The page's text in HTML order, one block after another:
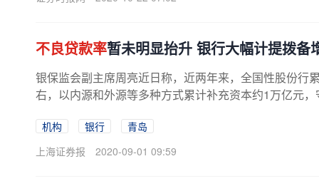
不良贷款率暂未明显抬升 银行大幅计提拨备
银保监会副主席周亮近日称，近两年来，全国性股份行
右，以内源和外源等多种方式累计补充资本约1万亿元，
机构 银行
青岛
上海证券报
2020-09-01 09:59